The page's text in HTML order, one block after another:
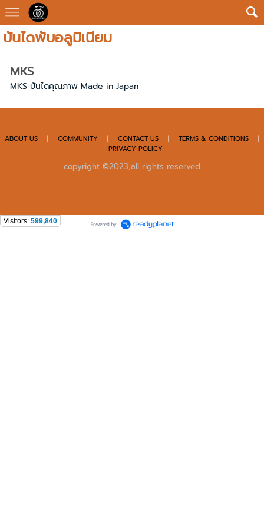
บันไดพับอลูมิเนียม
MKS
MKS บันไดคุณภาพ Made in Japan
ABOUT US | COMMUNITY | CONTACT US | TERMS & CONDITIONS |
PRIVACY POLICY
copyright ©2023,all rights reserved
Visitors: 599,840